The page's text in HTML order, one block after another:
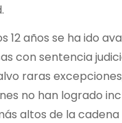
12 años se ha ido
con sentencia
raras
no han logrado
altos de la